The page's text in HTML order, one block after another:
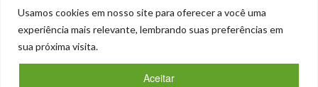
Usamos cookies em nosso site para oferecer a você uma
experiência mais relevante, lembrando suas preferências em
sua próxima visita.
Aceitar
Sitemap Política de Privacidade Contato
Stories
Facebook
Youtube